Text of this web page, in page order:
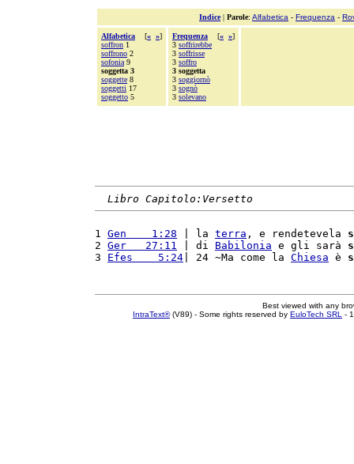
Indice| Parole: Alfabetica - Frequenza -
Alfabetica [« »]
soffron 1
soffrono 2
sofonia 9
soggetta 3
soggette 8
soggetti 17
soggetto 5
Frequenza [« »]
3 soffrirebbe
3 soffrisse
3 soffro
3 soggetta
3 soggiornò
3 sognò
3 solevano
Libro Capitolo:Versetto
1 Gen    1:28 | la terra , e rendetevela
2 Ger   27:11 | di Babilonia e gli sarà
3 Efes    5:24 | 24 ~Ma come la Chiesa è
Best viewed with any
IntraText®(V89) - Some rights reserved by EuloTech SRL -